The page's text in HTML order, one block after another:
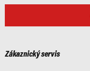
Zákaznický servis